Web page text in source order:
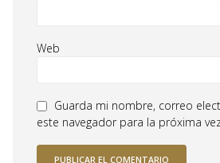
Web
Guarda mi nombre, correo
este navegador para la próxima